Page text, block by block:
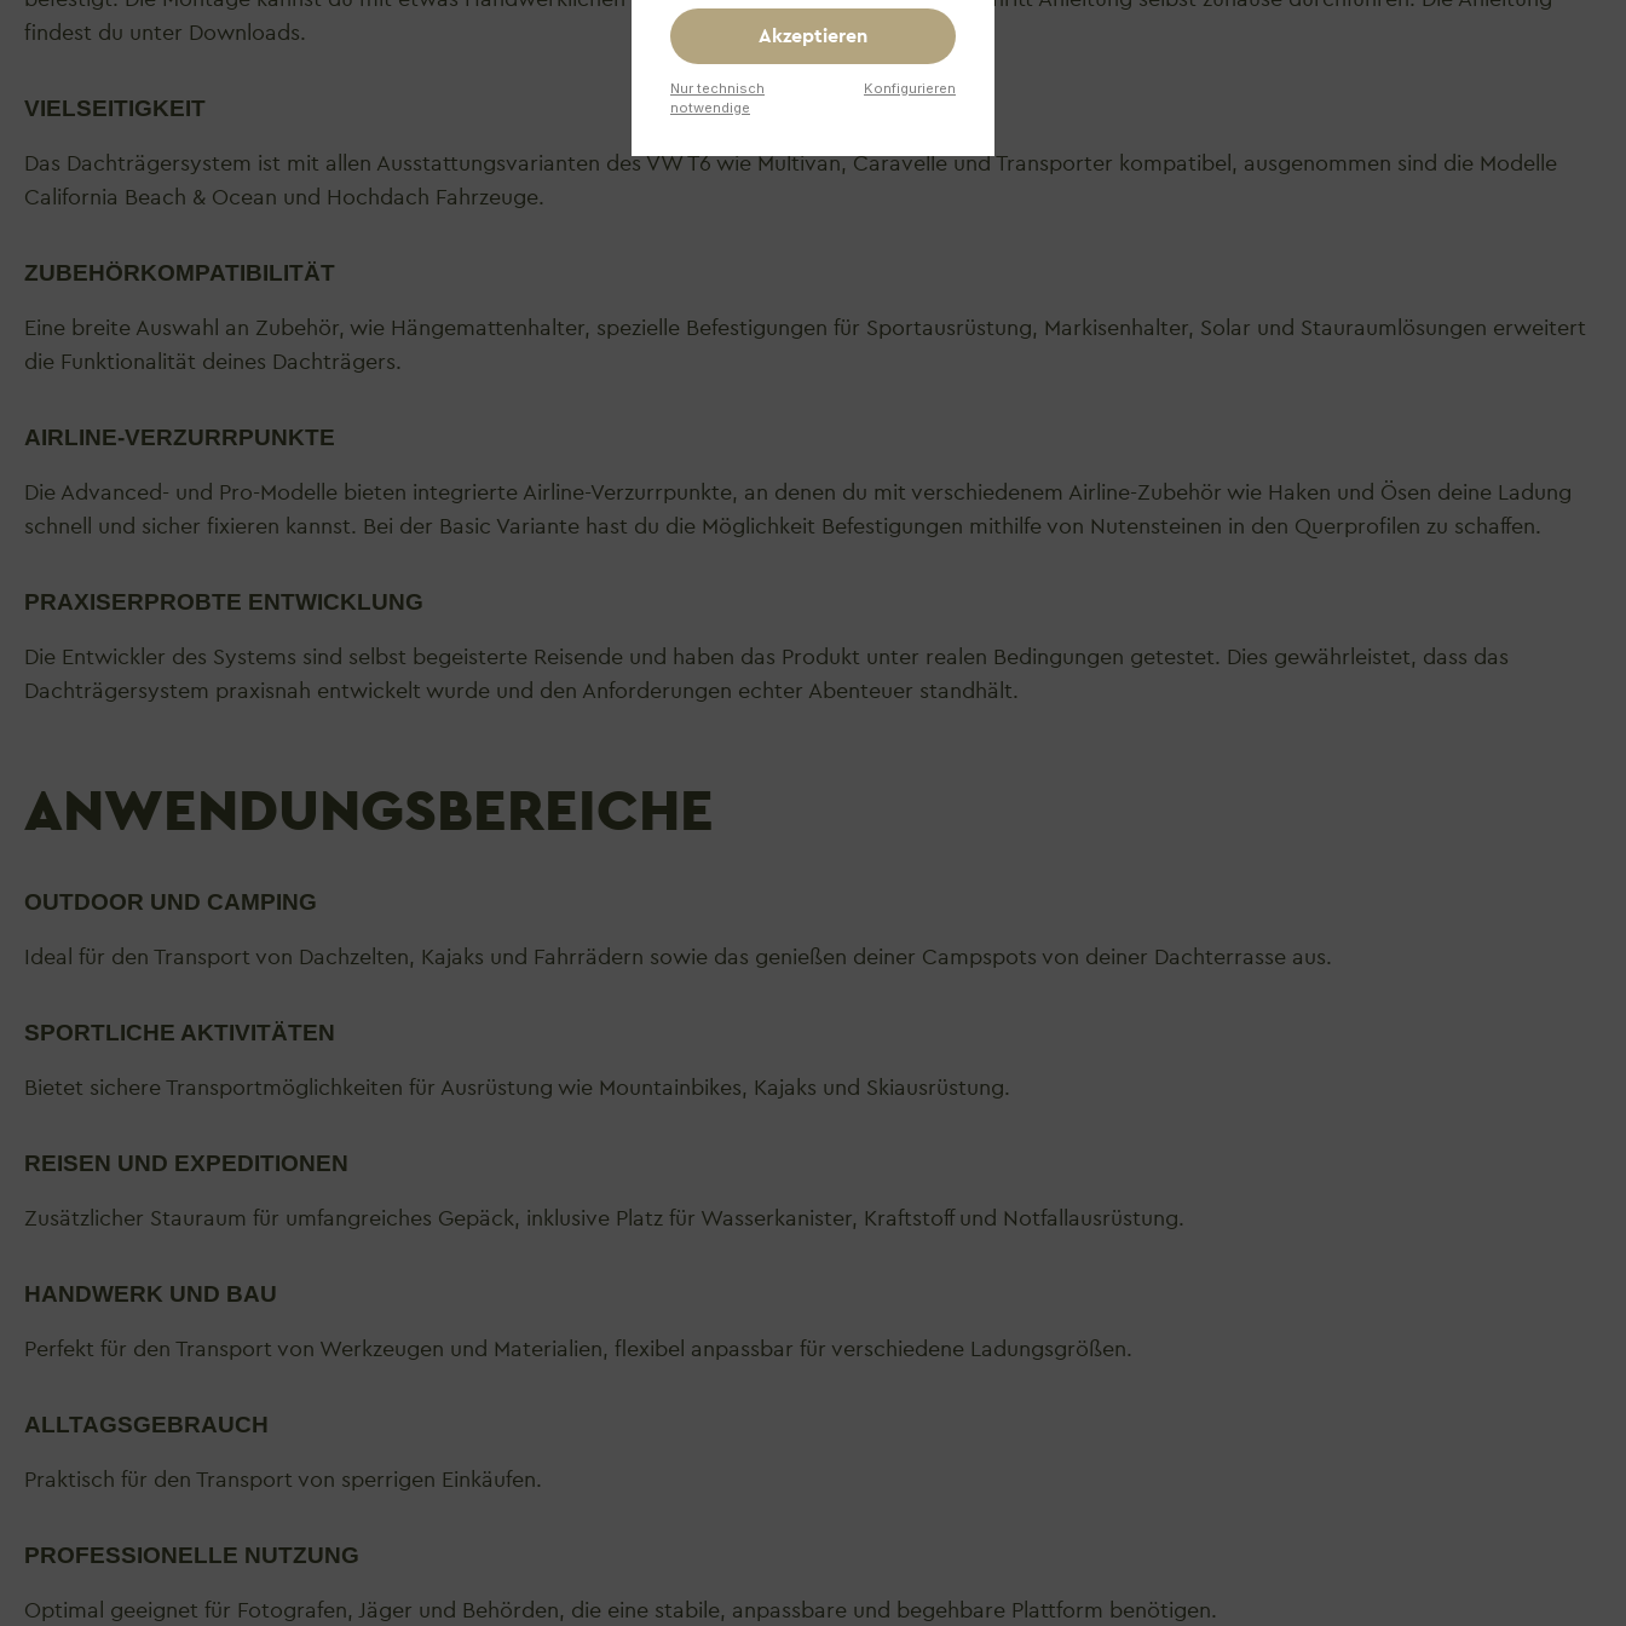
findest du unter Downloads.
VIELSEITIGKEIT
Das Dachträgersystem ist mit allen Ausstattungsvarianten des VW T6 wie Multivan, Caravelle und Transporter kompatibel, ausgenommen sind die Modelle
California Beach & Ocean und Hochdach Fahrzeuge.
ZUBEHÖRKOMPATIBILITÄT
Eine breite Auswahl an Zubehör, wie Hängemattenhalter, spezielle Befestigungen für Sportausrüstung, Markisenhalter, Solar und Stauraumlösungen erweitert
die Funktionalität deines Dachträgers.
AIRLINE-VERZURRPUNKTE
Die Advanced- und Pro-Modelle bieten integrierte Airline-Verzurrpunkte, an denen du mit verschiedenem Airline-Zubehör wie Haken und Ösen deine Ladung
schnell und sicher fixieren kannst. Bei der Basic Variante hast du die Möglichkeit Befestigungen mithilfe von Nutensteinen in den Querprofilen zu schaffen.
PRAXISERPROBTE ENTWICKLUNG
Die Entwickler des Systems sind selbst begeisterte Reisende und haben das Produkt unter realen Bedingungen getestet. Dies gewährleistet, dass das
Dachträgersystem praxisnah entwickelt wurde und den Anforderungen echter Abenteuer standhält.
ANWENDUNGSBEREICHE
OUTDOOR UND CAMPING
Ideal für den Transport von Dachzelten, Kajaks und Fahrrädern sowie das genießen deiner Campspots von deiner Dachterrasse aus.
SPORTLICHE AKTIVITÄTEN
Bietet sichere Transportmöglichkeiten für Ausrüstung wie Mountainbikes, Kajaks und Skiausrüstung.
REISEN UND EXPEDITIONEN
Zusätzlicher Stauraum für umfangreiches Gepäck, inklusive Platz für Wasserkanister, Kraftstoff und Notfallausrüstung.
HANDWERK UND BAU
Perfekt für den Transport von Werkzeugen und Materialien, flexibel anpassbar für verschiedene Ladungsgrößen.
ALLTAGSGEBRAUCH
Praktisch für den Transport von sperrigen Einkäufen.
PROFESSIONELLE NUTZUNG
Optimal geeignet für Fotografen, Jäger und Behörden, die eine stabile, anpassbare und begehbare Plattform benötigen.
Akzeptieren
Nur technisch
notwendige
Konfigurieren